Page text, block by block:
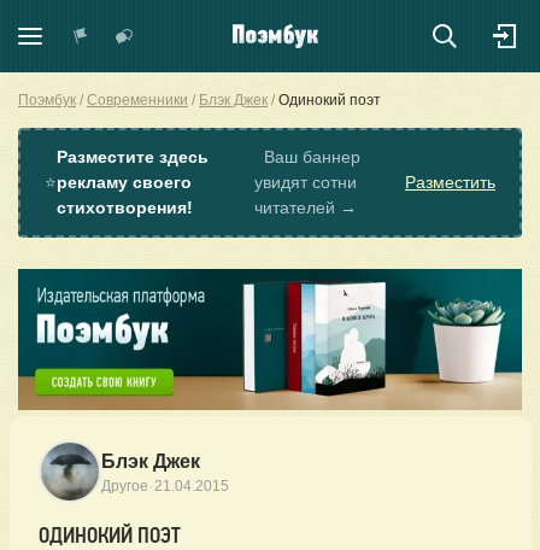
Поэмбук Современники Блэк Джек Одинокий поэт
⭐
Разместите здесь
рекламу своего
стихотворения!
Ваш баннер
увидят сотни
читателей →
Разместить
Блэк Джек
Другое ·21.04.2015
ОДИНОКИЙ ПОЭТ